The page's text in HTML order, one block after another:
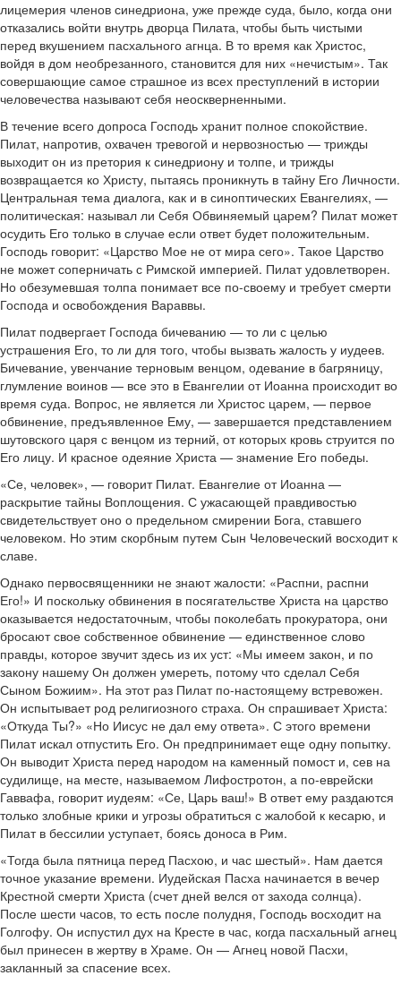
лицемерия членов синедриона, уже прежде суда, было, когда они
отказались войти внутрь дворца Пилата, чтобы быть чистыми
перед вкушением пасхального агнца. В то время как Христос,
войдя в дом необрезанного, становится для них «нечистым». Так
совершающие самое страшное из всех преступлений в истории
человечества называют себя неоскверненными.
В течение всего допроса Господь хранит полное спокойствие.
Пилат, напротив, охвачен тревогой и нервозностью — трижды
выходит он из претория к синедриону и толпе, и трижды
возвращается ко Христу, пытаясь проникнуть в тайну Его Личности.
Центральная тема диалога, как и в синоптических Евангелиях, —
политическая: называл ли Себя Обвиняемый царем? Пилат может
осудить Его только в случае если ответ будет положительным.
Господь говорит: «Царство Мое не от мира сего». Такое Царство
не может соперничать с Римской империей. Пилат удовлетворен.
Но обезумевшая толпа понимает все по-своему и требует смерти
Господа и освобождения Вараввы.
Пилат подвергает Господа бичеванию — то ли с целью
устрашения Его, то ли для того, чтобы вызвать жалость у иудеев.
Бичевание, увенчание терновым венцом, одевание в багряницу,
глумление воинов — все это в Евангелии от Иоанна происходит во
время суда. Вопрос, не является ли Христос царем, — первое
обвинение, предъявленное Ему, — завершается представлением
шутовского царя с венцом из терний, от которых кровь струится по
Его лицу. И красное одеяние Христа — знамение Его победы.
«Се, человек», — говорит Пилат. Евангелие от Иоанна —
раскрытие тайны Воплощения. С ужасающей правдивостью
свидетельствует оно о предельном смирении Бога, ставшего
человеком. Но этим скорбным путем Сын Человеческий восходит к
славе.
Однако первосвященники не знают жалости: «Распни, распни
Его!» И поскольку обвинения в посягательстве Христа на царство
оказывается недостаточным, чтобы поколебать прокуратора, они
бросают свое собственное обвинение — единственное слово
правды, которое звучит здесь из их уст: «Мы имеем закон, и по
закону нашему Он должен умереть, потому что сделал Себя
Сыном Божиим». На этот раз Пилат по-настоящему встревожен.
Он испытывает род религиозного страха. Он спрашивает Христа:
«Откуда Ты?» «Но Иисус не дал ему ответа». С этого времени
Пилат искал отпустить Его. Он предпринимает еще одну попытку.
Он выводит Христа перед народом на каменный помост и, сев на
судилище, на месте, называемом Лифостротон, а по-еврейски
Гаввафа, говорит иудеям: «Се, Царь ваш!» В ответ ему раздаются
только злобные крики и угрозы обратиться с жалобой к кесарю, и
Пилат в бессилии уступает, боясь доноса в Рим.
«Тогда была пятница перед Пасхою, и час шестый». Нам дается
точное указание времени. Иудейская Пасха начинается в вечер
Крестной смерти Христа (счет дней велся от захода солнца).
После шести часов, то есть после полудня, Господь восходит на
Голгофу. Он испустил дух на Кресте в час, когда пасхальный агнец
был принесен в жертву в Храме. Он — Агнец новой Пасхи,
закланный за спасение всех.